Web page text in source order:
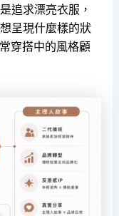
追求漂亮衣服，
呈現什麼樣的狀
穿搭中的風格顧